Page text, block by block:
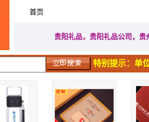
首页
贵阳礼品，贵阳礼品公司，
特别提示：单